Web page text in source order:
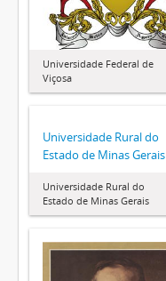
Universidade Federal de
Viçosa
Universidade Rural do
Estado de Minas Gerais
Universidade Rural do
Estado de Minas Gerais